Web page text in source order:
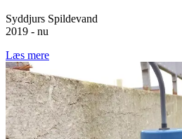
Syddjurs Spildevand
2019 - nu
Læs mere